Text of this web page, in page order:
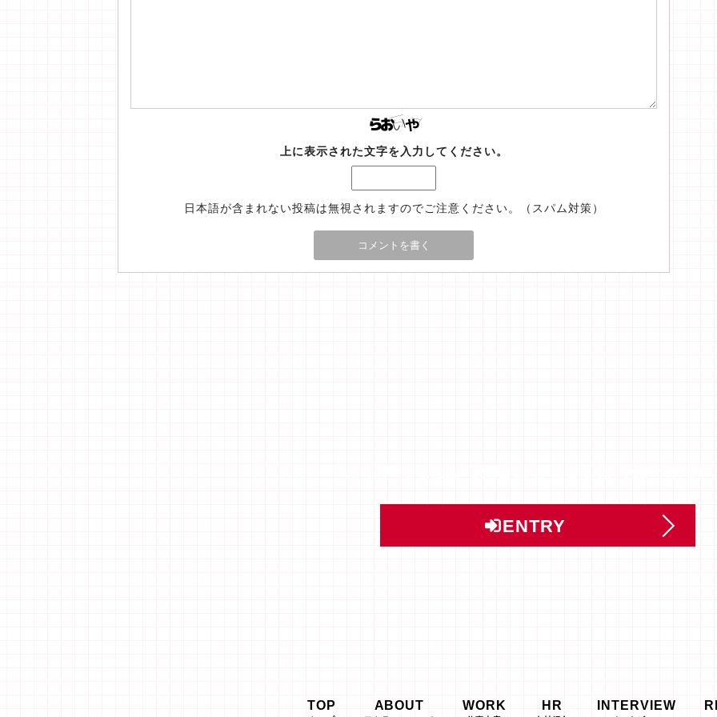
上に表示された文字を入力してください。
日本語が含まれない投稿は無視されますのでご注意ください。（スパム対策）
ENTRY
TOP ABOUT WORK HR INTERVIEW